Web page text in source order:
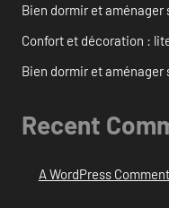
Bien dormir et
Confort et décoration :
Bien dormir et
Recent
A WordPress